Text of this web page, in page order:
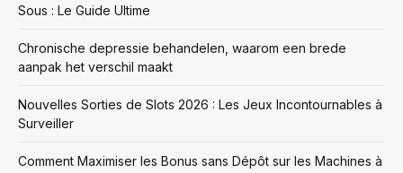
Sous : Le Guide Ultime
Chronische depressie behandelen, waarom een brede
aanpak het verschil maakt
Nouvelles Sorties de Slots 2026 : Les Jeux Incontournables à
Surveiller
Comment Maximiser les Bonus sans Dépôt sur les Machines à